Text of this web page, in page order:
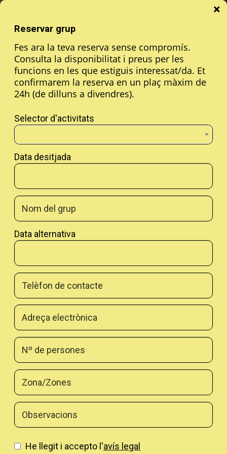
WICKED EL MUSICAL
LA HISTÒRIA MAI EXPLICADA DE LES BRUIXES D'OZ
Reserva
Del 03.10.25
Durada: 2h 30 min mes descans
Madrid
Clica a la imatge
Preu escoles
La seva meravellosa banda sonora, composta per Stephen
Schwartz, inclou inoblidables cançons com "Defying
Gravity", "Popular" i "For Good", que ressonen al cor del
públic deixant una empremta inesborrable.
WICKED, El Musical no és només un gran espectacle
Reservar grup
Fes ara la teva reserva sense compromís.
Consulta la disponibilitat i preus per les
funcions en les que estiguis interessat/da. Et
confirmarem la reserva en un plaç màxim de
24h (de dilluns a divendres).
Selector d'activitats
Data desitjada
Data alternativa
He llegit i accepto l'avís legal
×